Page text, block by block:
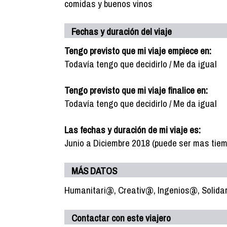
comidas y buenos vinos
Fechas y duración del viaje
Tengo previsto que mi viaje empiece en:
Todavía tengo que decidirlo / Me da igual
Tengo previsto que mi viaje finalice en:
Todavía tengo que decidirlo / Me da igual
Las fechas y duración de mi viaje es:
Junio a Diciembre 2018 (puede ser mas
MÁS DATOS
Humanitari@, Creativ@, Ingenios@,
Contactar con este viajero